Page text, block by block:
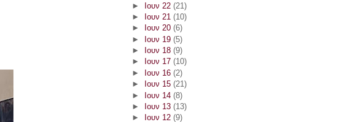
► Ιουν 22 (21)
►
Ιουν 21 (10)
►
Ιουν 20 (6)
► Ιουν 19 (5)
►
Ιουν 18 (9)
►
Ιουν 17 (10)
►
Ιουν 16 (2)
►
Ιουν 15 (21)
► Ιουν 14 (8)
►
Ιουν 13 (13)
►
Ιουν 12 (9)